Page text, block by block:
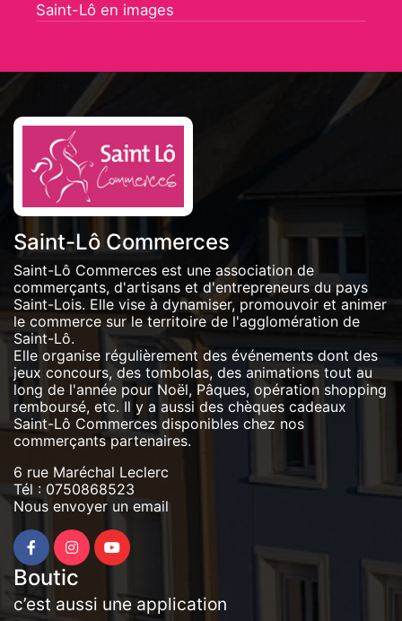
Saint-Lô en images
Saint-Lô Commerces
Saint-Lô Commerces est une association de
commerçants, d'artisans et d'entrepreneurs du pays
Saint-Lois. Elle vise à dynamiser, promouvoir et animer
le commerce sur le territoire de l'agglomération de
Saint-Lô.
Elle organise régulièrement des événements dont des
jeux concours, des tombolas, des animations tout au
long de l'année pour Noël, Pâques, opération shopping
remboursé, etc. Il y a aussi des chèques cadeaux
Saint-Lô Commerces disponibles chez nos
commerçants partenaires.
6 rue Maréchal Leclerc
Tél : 0750868523
Nous envoyer un email
Boutic
c’est aussi une application